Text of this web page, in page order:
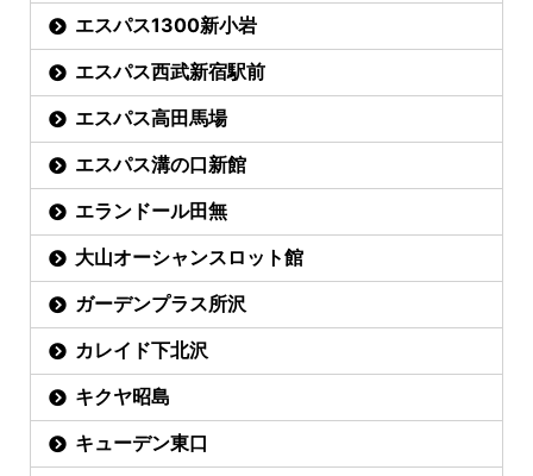
エスパス1300新小岩
エスパス西武新宿駅前
エスパス高田馬場
エスパス溝の口新館
エランドール田無
大山オーシャンスロット館
ガーデンプラス所沢
カレイド下北沢
キクヤ昭島
キューデン東口